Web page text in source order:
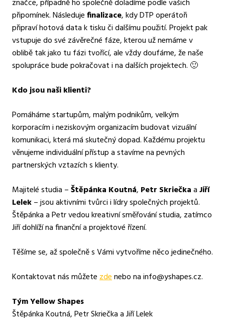
značce, případně ho společně doladíme podle vašich
připomínek. Následujefinalizace, kdy DTP operátoři
připraví hotová data k tisku či dalšímu použití. Projekt pak
vstupuje do své závěrečné fáze, kterou už nemáme v
oblibě tak jako tu fázi tvořící, ale vždy doufáme, že naše
spolupráce bude pokračovat i na dalších projektech. 🙂
Kdo jsou naši klienti?
Pomáháme startupům, malým podnikům, velkým
korporacím i neziskovým organizacím budovat vizuální
komunikaci, která má skutečný dopad. Každému projektu
věnujeme individuální přístup a stavíme na pevných
partnerských vztazích s klienty.
Majitelé studia –Štěpánka Koutná, Petr SkriečkaaJiří
Lelek– jsou aktivními tvůrci i lídry společných projektů.
Štěpánka a Petr vedou kreativní směřování studia, zatímco
Jiří dohlíží na finanční a projektové řízení.
Těšíme se, až společně s Vámi vytvoříme něco jedinečného.
Kontaktovat nás můžetezdenebo na info@yshapes.cz.
Tým Yellow Shapes
Štěpánka Koutná, Petr Skriečka a Jiří Lelek